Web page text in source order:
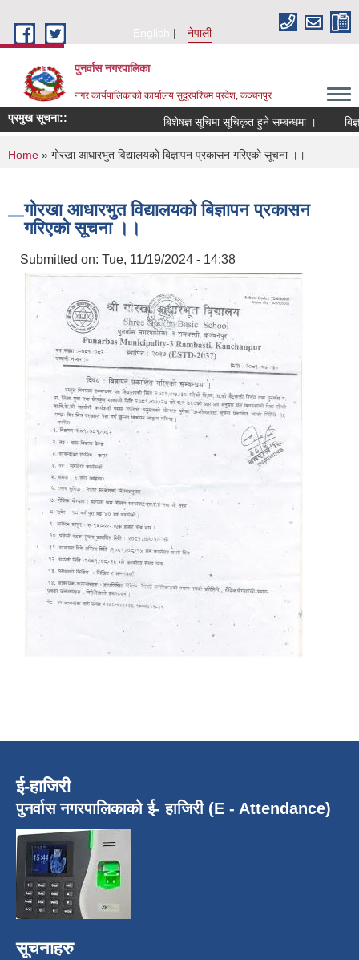
English
नेपाली
पुनर्वास नगरपालिका
नगर कार्यपालिकाको कार्यालय सुदूरपश्चिम प्रदेश, कञ्चनपुर
प्रमुख सूचना:: बिशेषज्ञ सूचिमा सूचिकृत हुने सम्बन्धमा ।
You are here
Home » गोरखा आधारभुत विद्यालयको बिज्ञापन प्रकासन गरिएको सूचना ।।
गोरखा आधारभुत विद्यालयको बिज्ञापन प्रकासन
गरिएको सूचना ।।
Submitted on: Tue, 11/19/2024 - 14:38
ई-हाजिरी
पुनर्वास नगरपालिकाको ई- हाजिरी (E - Attendance)
सूचनाहरु